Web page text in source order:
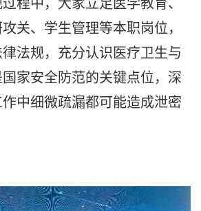
程中，大家立足医学教育、
关、学生管理等本职岗位，
法规，充分认识医疗卫生与
家安全防范的关键点位，深
中细微疏漏都可能造成泄密